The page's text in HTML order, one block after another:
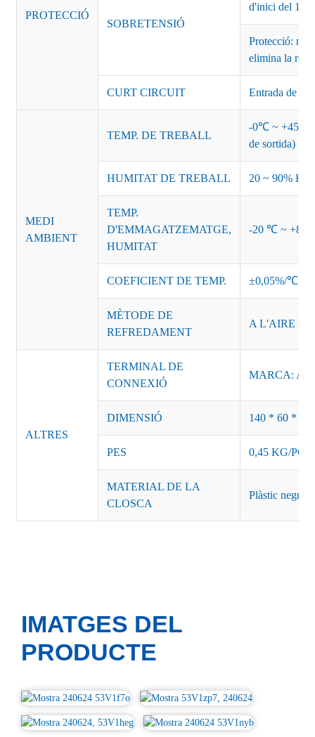
PROTECCIÓ
SOBRETENSIÓ
d'inici del
Protecció:
elimina la
CURT CIRCUIT Entrada de
MEDI
AMBIENT
TEMP. DE TREBALL
-0℃ ~ +45℃
de sortida)
HUMITAT DE TREBALL 20 ~ 90% HR
TEMP.
D'EMMAGATZEMATGE,
HUMITAT
-20 ℃ ~ +85
COEFICIENT DE TEMP. ±0,05%/℃
MÈTODE DE
REFREDAMENT
A L'AIRE
ALTRES
TERMINAL DE
CONNEXIÓ
MARCA:
DIMENSIÓ 140 * 60 * 34
PES 0,45 KG/PCS
MATERIAL DE LA
CLOSCA
Plàstic negre
IMATGES DEL
PRODUCTE